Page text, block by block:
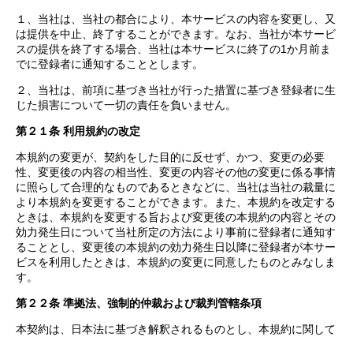
１、当社は、当社の都合により、本サービスの内容を変更し、又
は提供を中止、終了することができます。なお、当社が本サービ
スの提供を終了する場合、当社は本サービスに終了の1か月前ま
でに登録者に通知することとします。
２、当社は、前項に基づき当社が行った措置に基づき登録者に生
じた損害について一切の責任を負いません。
第２１条 利用規約の改定
本規約の変更が、契約をした目的に反せず、かつ、変更の必要
性、変更後の内容の相当性、変更の内容その他の変更に係る事情
に照らして合理的なものであるときなどに、当社は当社の裁量に
より本規約を変更することができます。また、本規約を改定する
ときは、本規約を変更する旨および変更後の本規約の内容とその
効力発生日について当社所定の方法により事前に登録者に通知す
ることとし、変更後の本規約の効力発生日以降に登録者が本サー
ビスを利用したときは、本規約の変更に同意したものとみなしま
す。
第２２条 準拠法、強制的仲裁および裁判管轄条項
本契約は、日本法に基づき解釈されるものとし、本規約に関して